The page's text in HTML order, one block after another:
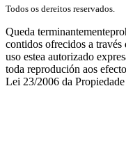
Todos os dereitos reservados.
Queda
contidos ofrecidos a
uso estea autorizado
toda reprodución aos
Lei 23/2006 da